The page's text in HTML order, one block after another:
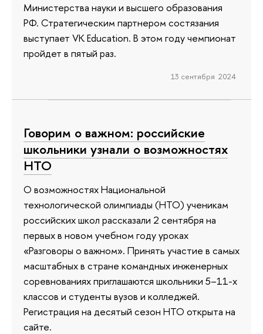
Министерства науки и высшего образования
РФ. Стратегическим партнером состязания
выступает VK Education. В этом году чемпионат
пройдет в пятый раз.
13 сентября 2024
Говорим о важном: российские
школьники узнали о возможностях
НТО
О возможностях Национальной
технологической олимпиады (НТО) ученикам
российских школ рассказали 2 сентября на
первых в новом учебном году уроках
«Разговоры о важном». Принять участие в самых
масштабных в стране командных инженерных
соревнованиях приглашаются школьники 5–11-х
классов и студенты вузов и колледжей.
Регистрация на десятый сезон НТО открыта на
сайте.